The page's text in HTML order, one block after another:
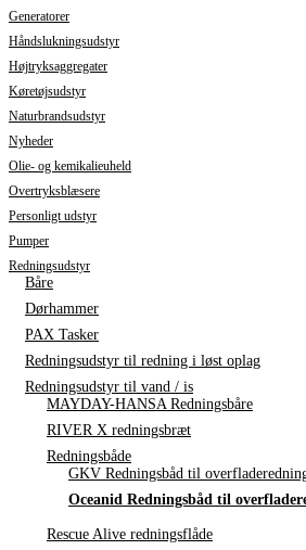
Generatorer
Håndslukningsudstyr
Højtryksaggregater
Køretøjsudstyr
Naturbrandsudstyr
Nyheder
Olie- og kemikalieuheld
Overtryksblæsere
Personligt udstyr
Pumper
Redningsudstyr
Båre
Dørhammer
PAX Tasker
Redningsudstyr til redning i løst oplag
Redningsudstyr til vand / is
MAYDAY-HANSA Redningsbåre
RIVER X redningsbræt
Redningsbåde
GKV Redningsbåd til
Oceanid Redningsbåd til
Rescue Alive redningsflåde